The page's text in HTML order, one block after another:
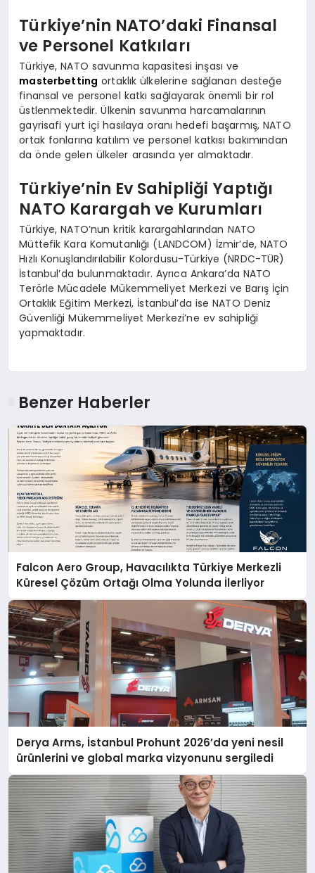
Türkiye’nin NATO’daki Finansal
ve Personel Katkıları
Türkiye, NATO savunma kapasitesi inşası ve
masterbetting ortaklık ülkelerine sağlanan desteğe
finansal ve personel katkı sağlayarak önemli bir rol
üstlenmektedir. Ülkenin savunma harcamalarının
gayrisafi yurt içi hasılaya oranı hedefi başarmış, NATO
ortak fonlarına katılım ve personel katkısı bakımından
da önde gelen ülkeler arasında yer almaktadır.
Türkiye’nin Ev Sahipliği Yaptığı
NATO Karargah ve Kurumları
Türkiye, NATO’nun kritik karargahlarından NATO
Müttefik Kara Komutanlığı (LANDCOM) İzmir’de, NATO
Hızlı Konuşlandırılabilir Kolordusu-Türkiye (NRDC-TÜR)
İstanbul’da bulunmaktadır. Ayrıca Ankara’da NATO
Terörle Mücadele Mükemmeliyet Merkezi ve Barış İçin
Ortaklık Eğitim Merkezi, İstanbul’da ise NATO Deniz
Güvenliği Mükemmeliyet Merkezi’ne ev sahipliği
yapmaktadır.
Benzer Haberler
Falcon Aero Group, Havacılıkta Türkiye Merkezli
Küresel Çözüm Ortağı Olma Yolunda İlerliyor
Derya Arms, İstanbul Prohunt 2026’da yeni nesil
ürünlerini ve global marka vizyonunu sergiledi